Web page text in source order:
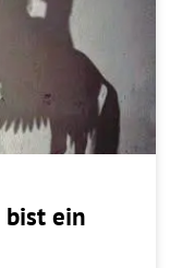
bist ein